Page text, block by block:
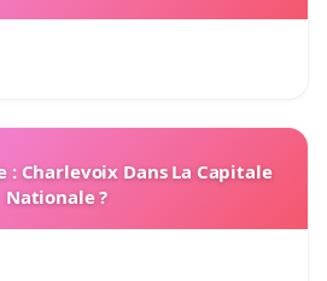
: Charlevoix Dans La Capitale
Nationale ?